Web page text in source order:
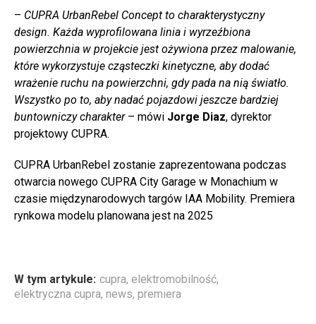
– CUPRA UrbanRebel Concept to charakterystyczny
design. Każda wyprofilowana linia i wyrzeźbiona
powierzchnia w projekcie jest ożywiona przez malowanie,
które wykorzystuje cząsteczki kinetyczne, aby dodać
wrażenie ruchu na powierzchni, gdy pada na nią światło.
Wszystko po to, aby nadać pojazdowi jeszcze bardziej
buntowniczy charakter– mówi Jorge Diaz, dyrektor
projektowy CUPRA.
CUPRA UrbanRebel zostanie zaprezentowana podczas
otwarcia nowego CUPRA City Garage w Monachium w
czasie międzynarodowych targów IAA Mobility. Premiera
rynkowa modelu planowana jest na 2025
W tym artykule: cupra, elektromobilność,
elektryczna cupra, news, premiera